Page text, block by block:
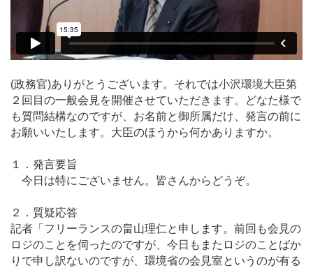
(政務官)ありがとうございます。それでは小沢環境大臣第
２回目の一般会見を開催させていただきます。どなた様で
も質問結構なのですが、お名前と御所属だけ、発言の前に
お願いいたします。大臣のほうから何かありますか。
１．発言要旨
今日は特にございません。皆さんからどうぞ。
２．質疑応答
記者「フリーランスの畠山理仁と申します。前回も会見の
ロジのことを伺ったのですが、今日もまたロジのことばか
りで申し訳ないのですが、環境省の会見室というのが有る